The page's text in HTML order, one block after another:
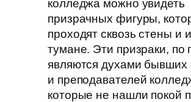
колледжа можно увидеть
призрачных фигуры,
проходят сквозь стены и
тумане. Эти призраки, по
являются духами бывших
и преподавателей
которые не нашли покой